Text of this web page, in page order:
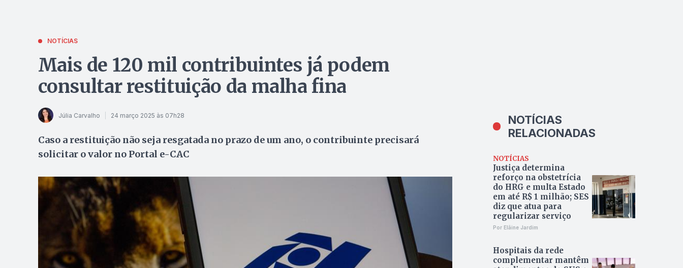
NOTÍCIAS
Mais de 120 mil contribuintes já podem
consultar restituição da malha fina
Júlia Carvalho 24 março 2025 às 07h28
Caso a restituição não seja resgatada no prazo de um ano, o contribuinte precisará
solicitar o valor no Portal e-CAC
NOTÍCIAS
RELACIONADAS
NOTÍCIAS
Justiça determina
reforço na obstetrícia
do HRG e multa Estado
em até R$ 1 milhão; SES
diz que atua para
regularizar serviço
Por Elâine Jardim
Hospitais da rede
complementar mantêm